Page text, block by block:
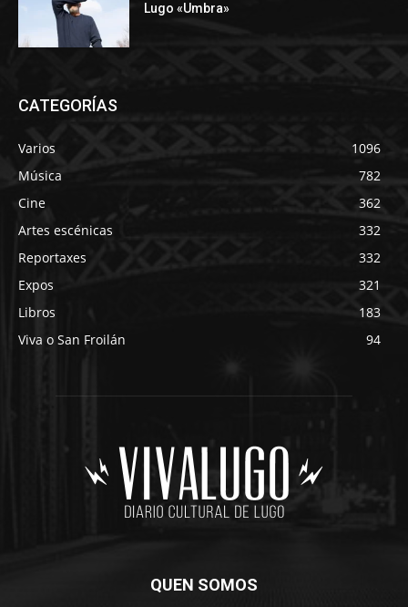
Lugo «Umbra»
CATEGORÍAS
Varios
1096
Música
782
Cine
362
Artes escénicas
332
Reportaxes
332
Expos
321
Libros
183
Viva o San Froilán
94
QUEN SOMOS